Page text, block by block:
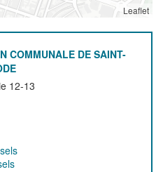
Leaflet
COMMUNALE DE SAINT-
12-13